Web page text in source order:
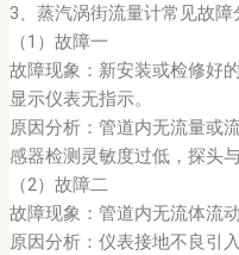
3、蒸汽涡街流量计常见故障
（1）故障一
故障现象：新安装或检修好
显示仪表无指示。
原因分析：管道内无流量或
感器检测灵敏度过低，探头
（2）故障二
故障现象：管道内无流体流
原因分析：仪表接地不良引